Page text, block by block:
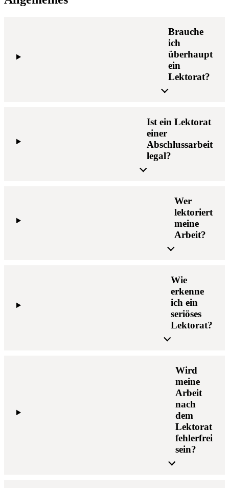
Brauche
ich
überhaupt
ein
Lektorat?
Ist ein Lektorat
einer
Abschlussarbeit
legal?
Wer
lektoriert
meine
Arbeit?
Wie
erkenne
ich ein
seriöses
Lektorat?
Wird
meine
Arbeit
nach
dem
Lektorat
fehlerfrei
sein?